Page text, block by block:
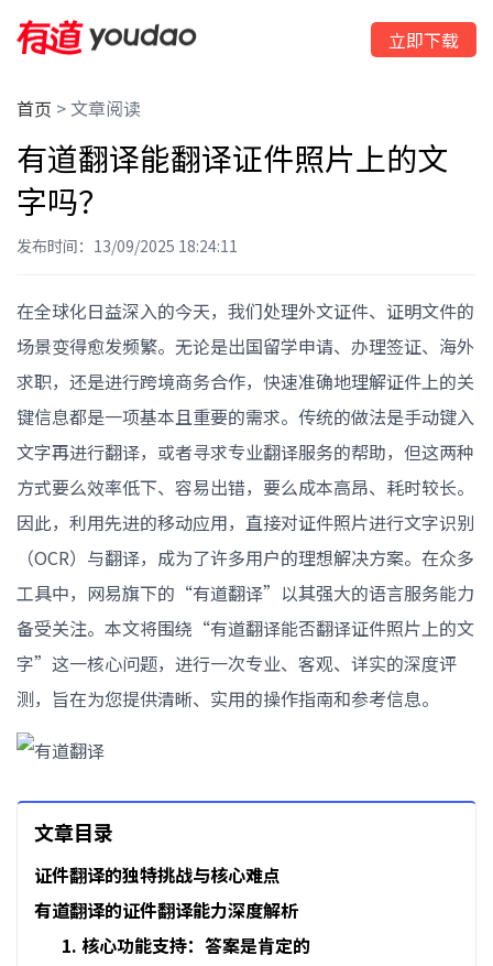
立即下载
首页 >文章阅读
有道翻译能翻译证件照片上的文
字吗？
发布时间：13/09/2025 18:24:11
在全球化日益深入的今天，我们处理外文证件、证明文件的
场景变得愈发频繁。无论是出国留学申请、办理签证、海外
求职，还是进行跨境商务合作，快速准确地理解证件上的关
键信息都是一项基本且重要的需求。传统的做法是手动键入
文字再进行翻译，或者寻求专业翻译服务的帮助，但这两种
方式要么效率低下、容易出错，要么成本高昂、耗时较长。
因此，利用先进的移动应用，直接对证件照片进行文字识别
（OCR）与翻译，成为了许多用户的理想解决方案。在众多
工具中，网易旗下的“有道翻译”以其强大的语言服务能力
备受关注。本文将围绕“有道翻译能否翻译证件照片上的文
字”这一核心问题，进行一次专业、客观、详实的深度评
测，旨在为您提供清晰、实用的操作指南和参考信息。
文章目录
证件翻译的独特挑战与核心难点
有道翻译的证件翻译能力深度解析
1. 核心功能支持：答案是肯定的